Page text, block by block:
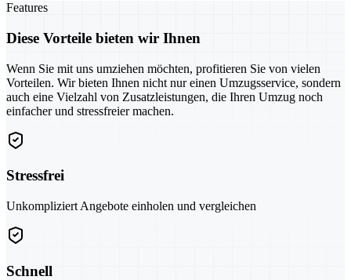
Features
Diese Vorteile bieten wir Ihnen
Wenn Sie mit uns umziehen möchten, profitieren Sie von vielen
Vorteilen. Wir bieten Ihnen nicht nur einen Umzugsservice, sondern
auch eine Vielzahl von Zusatzleistungen, die Ihren Umzug noch
einfacher und stressfreier machen.
Stressfrei
Unkompliziert Angebote einholen und vergleichen
Schnell